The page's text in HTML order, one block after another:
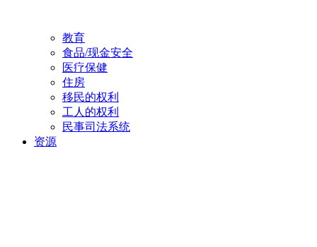
教育
食品/现金安全
医疗保健
住房
移民的权利
工人的权利
民事司法系统
资源